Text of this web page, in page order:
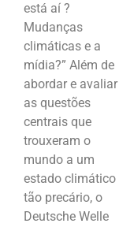
está aí ?
Mudanças
climáticas e a
mídia?” Além de
abordar e avaliar
as questões
centrais que
trouxeram o
mundo a um
estado climático
tão precário, o
Deutsche Welle